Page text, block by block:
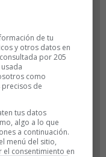
de tu
y otros datos en
por 205
como
de
tus datos
algo a lo que
a continuación.
menú del sitio,
el consentimiento en